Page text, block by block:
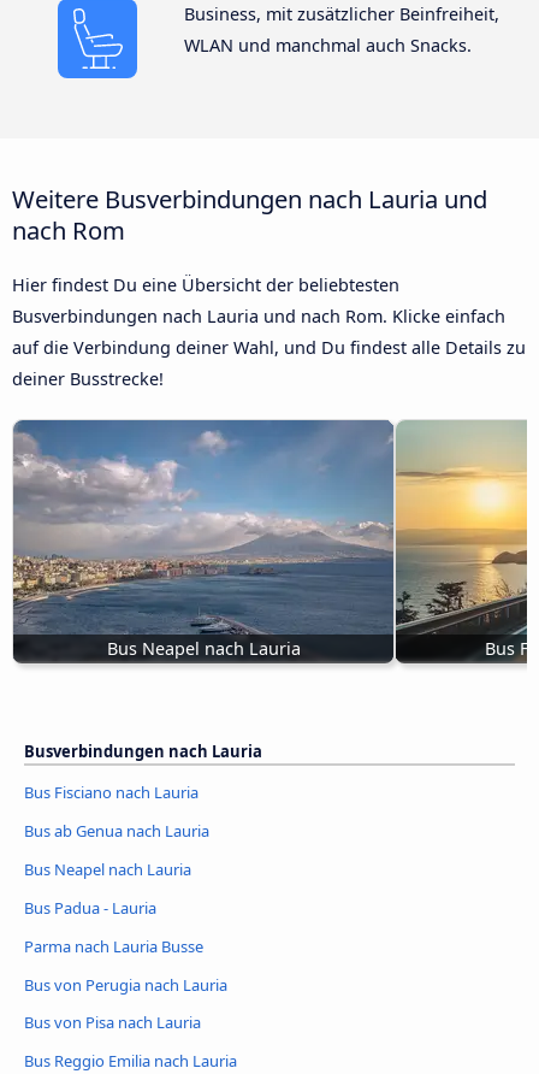
Business, mit zusätzlicher Beinfreiheit,
WLAN und manchmal auch Snacks.
Weitere Busverbindungen nach Lauria und
nach Rom
Hier findest Du eine Übersicht der beliebtesten
Busverbindungen nach Lauria und nach Rom. Klicke einfach
auf die Verbindung deiner Wahl, und Du findest alle Details zu
deiner Busstrecke!
Bus Neapel nach Lauria Bus
Busverbindungen nach Lauria
Bus Fisciano nach Lauria
Bus ab Genua nach Lauria
Bus Neapel nach Lauria
Bus Padua - Lauria
Parma nach Lauria Busse
Bus von Perugia nach Lauria
Bus von Pisa nach Lauria
Bus Reggio Emilia nach Lauria